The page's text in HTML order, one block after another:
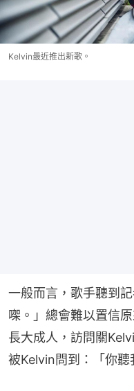
Kelvin最近推出新歌。
一般而言，歌手聽到
㗎。」總會難以置信
長大成人，訪問關
被Kelvin問到：「你聽